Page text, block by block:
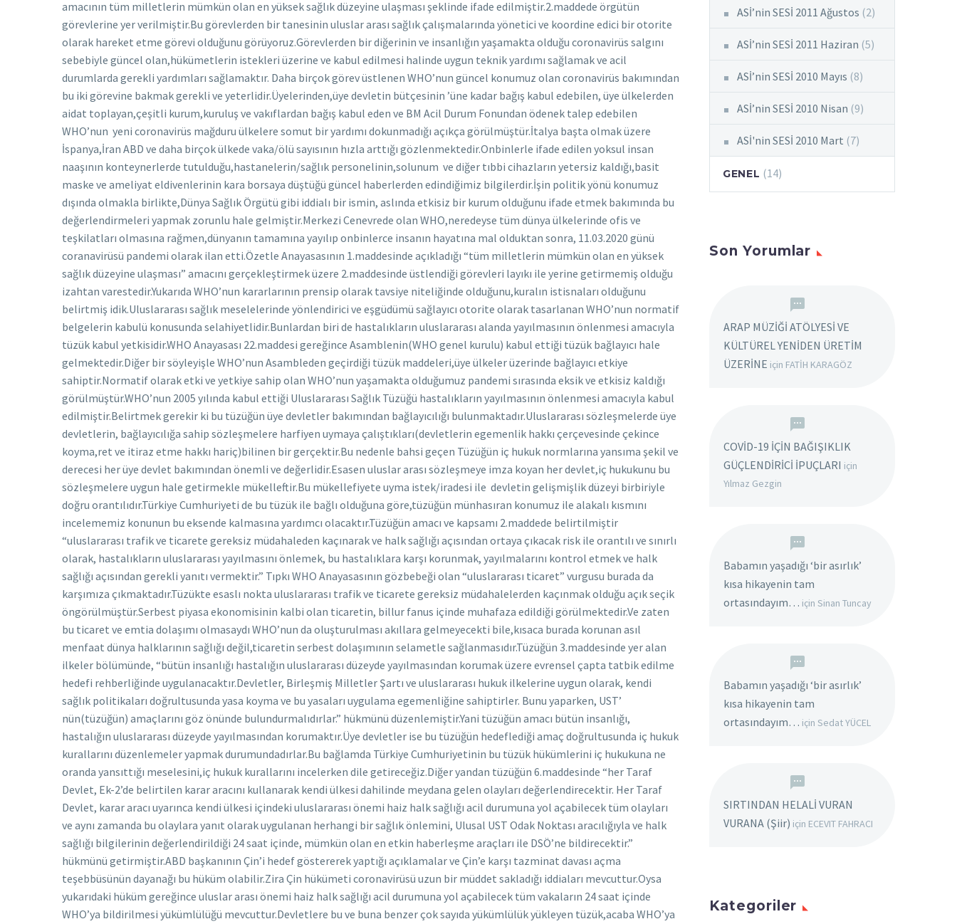
ASİ’nin SESİ 2011 Ağustos (2)
ASİ’nin SESİ 2011 Haziran (5)
ASİ’nin SESİ 2010 Mayıs (8)
ASİ’nin SESİ 2010 Nisan (9)
ASİ'nin SESİ 2010 Mart (7)
GENEL (14)
Son Yorumlar
ARAP MÜZİĞİ ATÖLYESİ VE
KÜLTÜREL YENİDEN ÜRETİM
ÜZERİNE için FATİH KARAGÖZ
COVİD-19 İÇİN BAĞIŞIKLIK
GÜÇLENDİRİCİ İPUÇLARI için
Yılmaz Gezgin
Babamın yaşadığı ‘bir asırlık’
kısa hikayenin tam
ortasındayım… için Sinan Tuncay
Babamın yaşadığı ‘bir asırlık’
kısa hikayenin tam
ortasındayım… için Sedat YÜCEL
SIRTINDAN HELALİ VURAN
VURANA (Şiir) için ECEVIT FAHRACI
Kategoriler